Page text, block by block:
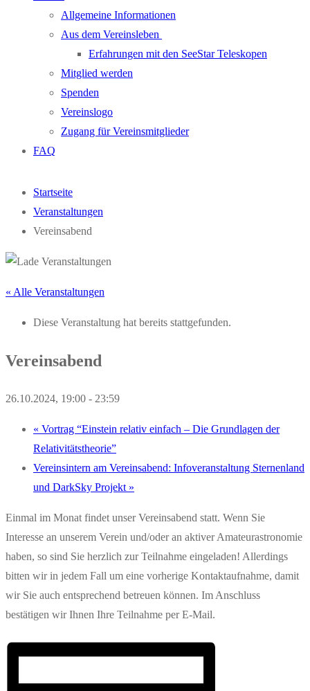
Allgemeine Informationen
Aus dem Vereinsleben
Erfahrungen mit den SeeStar Teleskopen
Mitglied werden
Spenden
Vereinslogo
Zugang für Vereinsmitglieder
FAQ
Startseite
Veranstaltungen
Vereinsabend
« Alle Veranstaltungen
Diese Veranstaltung hat bereits stattgefunden.
Vereinsabend
26.10.2024, 19:00 - 23:59
« Vortrag “Einstein relativ einfach – Die Grundlagen der
Relativitätstheorie”
Vereinsintern am Vereinsabend: Infoveranstaltung Sternenland
und DarkSky Projekt »
Einmal im Monat findet unser Vereinsabend statt. Wenn Sie
Interesse an unserem Verein und/oder an aktiver Amateurastronomie
haben, so sind Sie herzlich zur Teilnahme eingeladen! Allerdings
bitten wir in jedem Fall um eine vorherige Kontaktaufnahme, damit
wir Sie auch entsprechend betreuen können. Im Anschluss
bestätigen wir Ihnen Ihre Teilnahme per E-Mail.